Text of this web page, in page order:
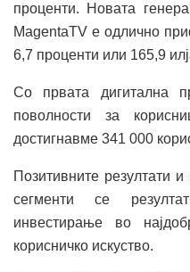
проценти. Новата
MagentaTV е одлично
6,7 проценти или 165,9
Со првата дигитална
поволности за
достигнавме 341 000
Позитивните резултати
сегменти се
инвестирање во
корисничко искуство.